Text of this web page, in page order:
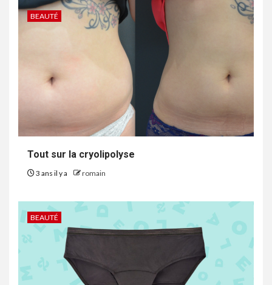
BEAUTÉ
Tout sur la cryolipolyse
3 ans il y a romain
BEAUTÉ